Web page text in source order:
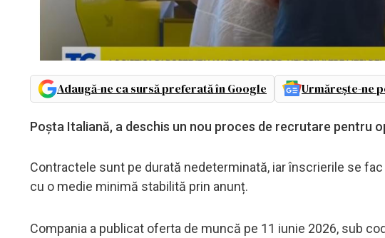
Adaugă-ne ca sursă preferată în Google Urmărește-ne
Poșta Italiană, a deschis un nou proces de recrutare pentru
Contractele sunt pe durată nedeterminată, iar înscrierile se
cu o medie minimă stabilită prin anunț.
Compania a publicat oferta de muncă pe 11 iunie 2026, sub